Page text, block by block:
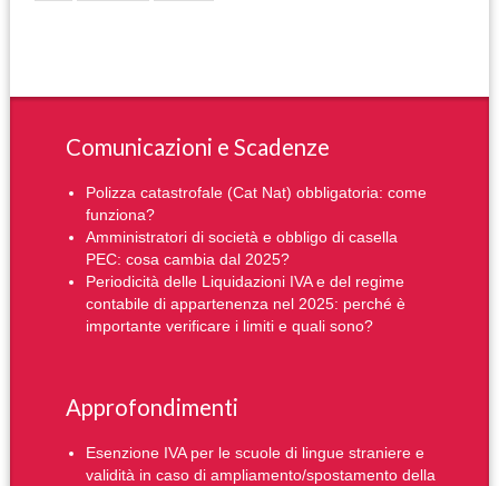
Comunicazioni e Scadenze
Polizza catastrofale (Cat Nat) obbligatoria: come
funziona?
Amministratori di società e obbligo di casella
PEC: cosa cambia dal 2025?
Periodicità delle Liquidazioni IVA e del regime
contabile di appartenenza nel 2025: perché è
importante verificare i limiti e quali sono?
Approfondimenti
Esenzione IVA per le scuole di lingue straniere e
validità in caso di ampliamento/spostamento della